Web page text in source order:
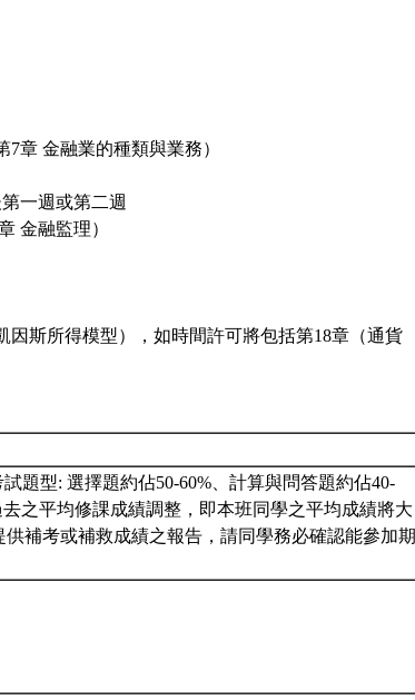
章 金融業的種類與業務）
一週或第二週
金融監理）
因斯所得模型），如時間許可將包括第18章（通貨
題型: 選擇題約佔50-60%、計算與問答題約佔40-
之平均修課成績調整，即本班同學之平均成績將大
補考或補救成績之報告，請同學務必確認能參加期